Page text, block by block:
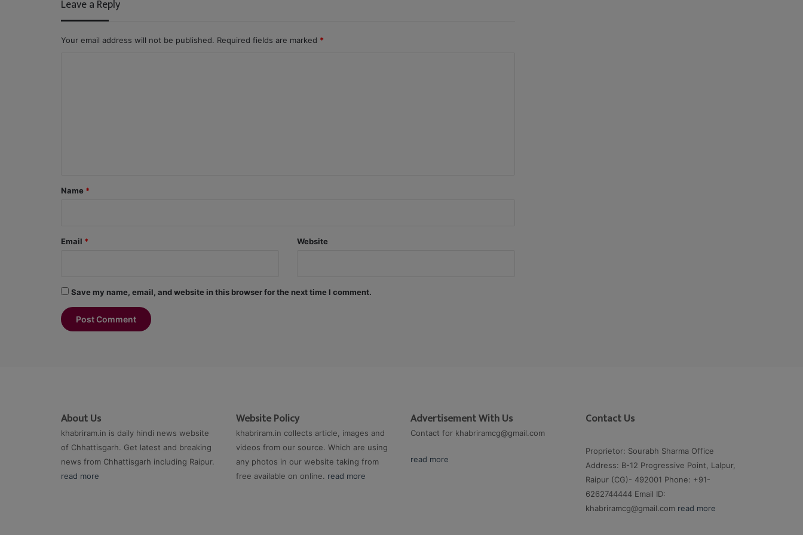
Leave a Reply
Your email address will not be published. Required fields are marked *
*
Name *
Email * Website
Save my name, email, and website in this browser for the next time I comment.
About Us
khabriram.in is daily hindi news website
of Chhattisgarh. Get latest and breaking
news from Chhattisgarh including Raipur.
read more
Website Policy
khabriram.in collects article, images and
videos from our source. Which are using
any photos in our website taking from
free available on online. read more
Advertisement With Us
Contact for khabriramcg@gmail.com
read more
Contact Us
Proprietor: Sourabh Sharma Office
Address: B-12 Progressive Point, Lalpur,
Raipur (CG)- 492001 Phone: +91-
6262744444 Email ID:
khabriramcg@gmail.com read more